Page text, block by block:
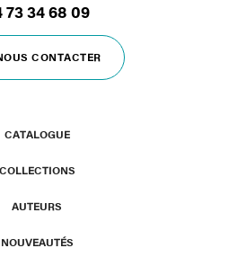
73 34 68 09
CONTACTER
CATALOGUE
COLLECTIONS
AUTEURS
NOUVEAUTÉS